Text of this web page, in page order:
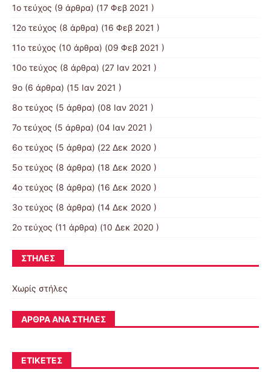
1ο τεύχος (9 άρθρα) (17 Φεβ 2021 )
12ο τεύχος (8 άρθρα) (16 Φεβ 2021 )
11ο τεύχος (10 άρθρα) (09 Φεβ 2021 )
10ο τεύχος (8 άρθρα) (27 Ιαν 2021 )
9ο (6 άρθρα) (15 Ιαν 2021 )
8ο τεύχος (5 άρθρα) (08 Ιαν 2021 )
7ο τεύχος (5 άρθρα) (04 Ιαν 2021 )
6ο τεύχος (5 άρθρα) (22 Δεκ 2020 )
5ο τεύχος (8 άρθρα) (18 Δεκ 2020 )
4ο τεύχος (8 άρθρα) (16 Δεκ 2020 )
3ο τεύχος (8 άρθρα) (14 Δεκ 2020 )
2ο τεύχος (11 άρθρα) (10 Δεκ 2020 )
ΣΤΉΛΕΣ
Χωρίς στήλες
ΆΡΘΡΑ ΑΝΆ ΣΤΉΛΕΣ
ΕΤΙΚΈΤΕΣ